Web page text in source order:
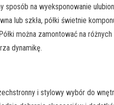
sposób na wyeksponowanie
lub szkła, półki świetnie
można zamontować na
dynamikę.
i stylowy wybór do